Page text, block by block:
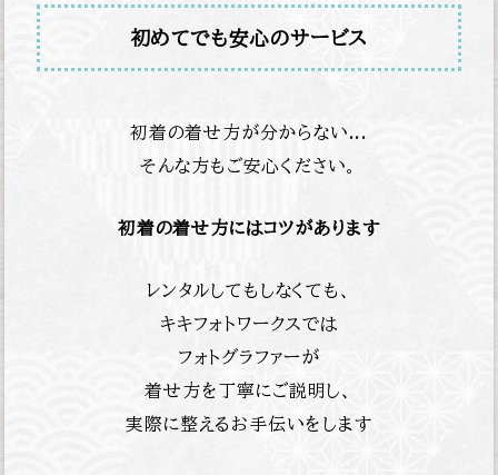
初めてでも安心のサービス
初着の着せ方が分からない...
そんな方もご安心ください。
初着の着せ方にはコツがあります
レンタルしてもしなくても、
キキフォトワークスでは
フォトグラファーが
着せ方を丁寧にご説明し、
実際に整えるお手伝いをします